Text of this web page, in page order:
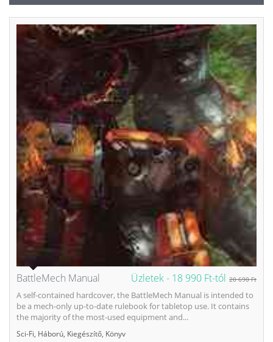
Üzletek - 18 990 Ft-tól 20 690 Ft
BattleMech Manual
A self-contained hardcover, the BattleMech Manual is intended to
be a mech-only up-to-date rulebook for tabletop use. It contains
the majority of the most-used equipment and...
Sci-Fi Háború Kiegészítő Könyv